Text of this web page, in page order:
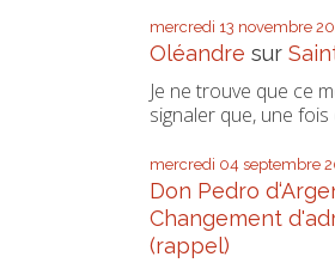
mercredi 13 novembre
Oléandre sur
Je ne trouve que ce
signaler que, une fois
mercredi 04 septembre
Don Pedro
Changement
(rappel)